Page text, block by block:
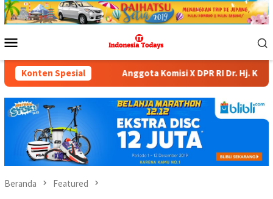
Loncat
ke
Mobile
Konten Spesial
Anggota Komisi X DPR RI Dr. Hj. Karmila Sari, S.Kom.,
Beranda Featured